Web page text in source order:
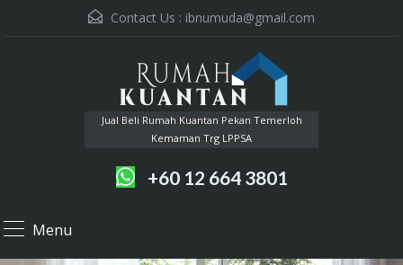
Contact Us : ibnumuda@gmail.com
Jual Beli Rumah Kuantan Pekan Temerloh
Kemaman Trg LPPSA
+60 12 664 3801
Menu